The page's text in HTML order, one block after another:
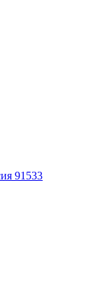
91533